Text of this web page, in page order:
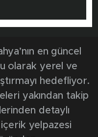
en güncel
olarak yerel ve
hedefliyor.
yakından takip
detaylı
yelpazesi